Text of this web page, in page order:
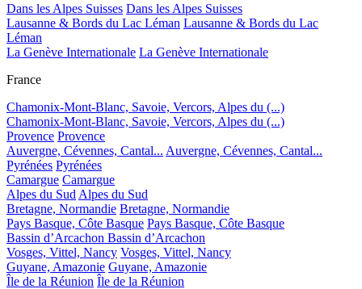
Dans les Alpes Suisses Dans les Alpes Suisses
Lausanne & Bords du Lac Léman Lausanne & Bords du Lac
Léman
La Genève Internationale La Genève Internationale
France
Chamonix-Mont-Blanc, Savoie, Vercors, Alpes du (...)
Chamonix-Mont-Blanc, Savoie, Vercors, Alpes du (...)
Provence Provence
Auvergne, Cévennes, Cantal... Auvergne, Cévennes, Cantal...
Pyrénées Pyrénées
Camargue Camargue
Alpes du Sud Alpes du Sud
Bretagne, Normandie Bretagne, Normandie
Pays Basque, Côte Basque Pays Basque, Côte Basque
Bassin d’Arcachon Bassin d’Arcachon
Vosges, Vittel, Nancy Vosges, Vittel, Nancy
Guyane, Amazonie Guyane, Amazonie
Île de la Réunion Île de la Réunion